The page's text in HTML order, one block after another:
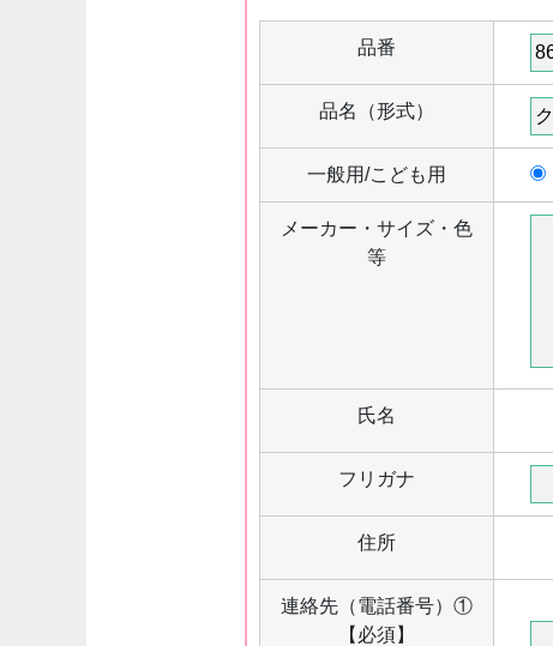
品番
品名（形式）
一般用/こども用
メーカー・サイズ・色
等
氏名
フリガナ
住所
連絡先（電話番号）①
【必須】